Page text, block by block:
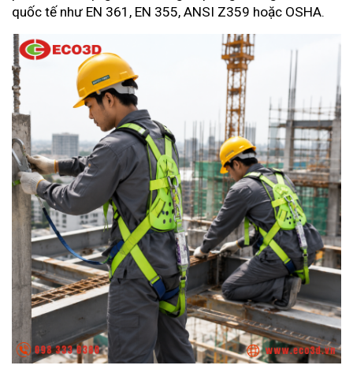
quốc tế như EN 361, EN 355, ANSI Z359 hoặc OSHA.